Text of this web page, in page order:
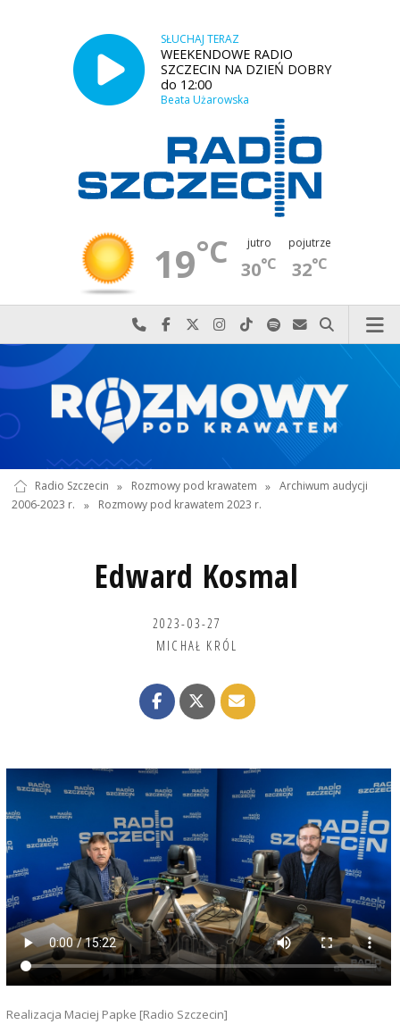
SŁUCHAJ TERAZ
WEEKENDOWE RADIO
SZCZECIN NA DZIEŃ DOBRY
do 12:00
Beata Użarowska
19°C jutro
30°C
pojutrze
32°C
Najlepiej po prostu do nas zadzwoń
Odwiedź nas na Facebook-u
Odwiedź nas na X
Odwiedź nas na Instagram-ie
Odwiedź nas na TikTok-u
Szukaj nas na Spotify
Wyślij do nas
Szukaj
Radio Szczecin » Rozmowy pod krawatem » Archiwum audycji
2006-2023 r.
» Rozmowy pod krawatem 2023 r.
Edward Kosmal
2023-03-27
MICHAŁ KRÓL
Realizacja Maciej Papke [Radio Szczecin]